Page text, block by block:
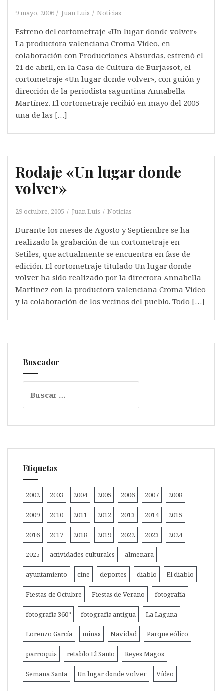
9 mayo, 2006 Juan Luis Noticias
Estreno del cortometraje «Un lugar donde volver»
La productora valenciana Croma Vídeo, en
colaboración con Producciones Absurdas, estrenó el
21 de abril, en la Casa de Cultura de Burjassot, el
cortometraje «Un lugar donde volver», con guión y
dirección de la periodista saguntina Annabella
Martínez. El cortometraje recibió en mayo del 2005
una de las […]
Rodaje «Un lugar donde
volver»
29 octubre, 2005 Juan Luis Noticias
Durante los meses de Agosto y Septiembre se ha
realizado la grabación de un cortometraje en
Setiles, que actualmente se encuentra en fase de
edición. El cortometraje titulado Un lugar donde
volver ha sido realizado por la directora Annabella
Martínez con la productora valenciana Croma Vídeo
y la colaboración de los vecinos del pueblo. Todo […]
Buscador
Etiquetas
2002 2003 2004 2005 2006 2007 2008
2009 2010 2011 2012 2013 2014 2015
2016 2017 2018 2019 2022 2023 2024
2025 actividades culturales almenara
ayuntamiento cine deportes diablo El diablo
Fiestas de Octubre Fiestas de Verano fotografía
fotografía 360º fotografía antigua La Laguna
Lorenzo García minas Navidad Parque eólico
parroquia retablo El Santo Reyes Magos
Semana Santa Un lugar donde volver Vídeo